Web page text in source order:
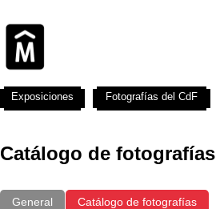
Catálogo de fotografías
General Catálogo de fotografías
Exposiciones Fotografías del CdF